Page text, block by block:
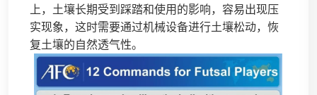
上，土壤长期受到踩踏和使用的影响，容易出现压
实现象，这时需要通过机械设备进行土壤松动，恢
复土壤的自然透气性。